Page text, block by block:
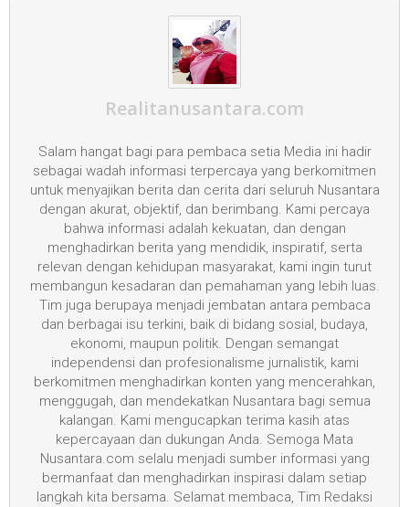
Realitanusantara.com
Salam hangat bagi para pembaca setia Media ini hadir
sebagai wadah informasi terpercaya yang berkomitmen
untuk menyajikan berita dan cerita dari seluruh Nusantara
dengan akurat, objektif, dan berimbang. Kami percaya
bahwa informasi adalah kekuatan, dan dengan
menghadirkan berita yang mendidik, inspiratif, serta
relevan dengan kehidupan masyarakat, kami ingin turut
membangun kesadaran dan pemahaman yang lebih luas.
Tim juga berupaya menjadi jembatan antara pembaca
dan berbagai isu terkini, baik di bidang sosial, budaya,
ekonomi, maupun politik. Dengan semangat
independensi dan profesionalisme jurnalistik, kami
berkomitmen menghadirkan konten yang mencerahkan,
menggugah, dan mendekatkan Nusantara bagi semua
kalangan. Kami mengucapkan terima kasih atas
kepercayaan dan dukungan Anda. Semoga Mata
Nusantara.com selalu menjadi sumber informasi yang
bermanfaat dan menghadirkan inspirasi dalam setiap
langkah kita bersama. Selamat membaca, Tim Redaksi